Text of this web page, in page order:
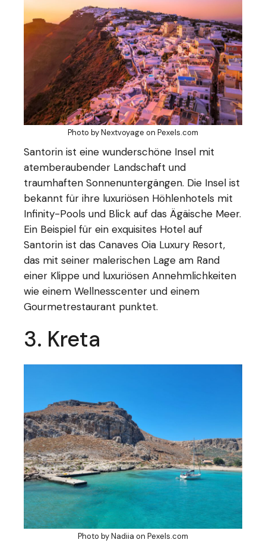
Photo by Nextvoyage on Pexels.com
Santorin ist eine wunderschöne Insel mit
atemberaubender Landschaft und
traumhaften Sonnenuntergängen. Die Insel ist
bekannt für ihre luxuriösen Höhlenhotels mit
Infinity-Pools und Blick auf das Ägäische Meer.
Ein Beispiel für ein exquisites Hotel auf
Santorin ist das Canaves Oia Luxury Resort,
das mit seiner malerischen Lage am Rand
einer Klippe und luxuriösen Annehmlichkeiten
wie einem Wellnesscenter und einem
Gourmetrestaurant punktet.
3. Kreta
Photo by Nadiia on Pexels.com